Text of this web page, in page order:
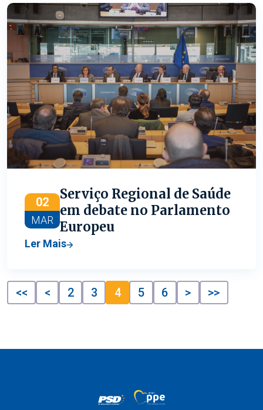
março; - Luís Montenegro, líder do PSD, marca
presença no dia 9 de março;
02
MAR
Serviço Regional de Saúde
em debate no Parlamento
Europeu
Ler Mais
<< < 2 3 4 5 6 > >>